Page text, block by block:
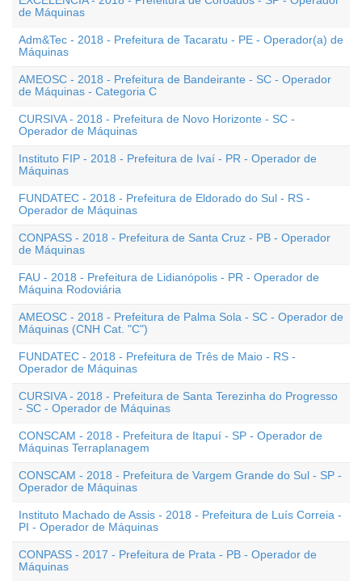
de Máquinas
Adm&Tec - 2018 - Prefeitura de Tacaratu - PE - Operador(a) de
Máquinas
AMEOSC - 2018 - Prefeitura de Bandeirante - SC - Operador
de Máquinas - Categoria C
CURSIVA - 2018 - Prefeitura de Novo Horizonte - SC -
Operador de Máquinas
Instituto FIP - 2018 - Prefeitura de Ivaí - PR - Operador de
Máquinas
FUNDATEC - 2018 - Prefeitura de Eldorado do Sul - RS -
Operador de Máquinas
CONPASS - 2018 - Prefeitura de Santa Cruz - PB - Operador
de Máquinas
FAU - 2018 - Prefeitura de Lidianópolis - PR - Operador de
Máquina Rodoviária
AMEOSC - 2018 - Prefeitura de Palma Sola - SC - Operador de
Máquinas (CNH Cat. "C")
FUNDATEC - 2018 - Prefeitura de Três de Maio - RS -
Operador de Máquinas
CURSIVA - 2018 - Prefeitura de Santa Terezinha do Progresso
- SC - Operador de Máquinas
CONSCAM - 2018 - Prefeitura de Itapuí - SP - Operador de
Máquinas Terraplanagem
CONSCAM - 2018 - Prefeitura de Vargem Grande do Sul - SP -
Operador de Máquinas
Instituto Machado de Assis - 2018 - Prefeitura de Luís Correia -
PI - Operador de Máquinas
CONPASS - 2017 - Prefeitura de Prata - PB - Operador de
Máquinas